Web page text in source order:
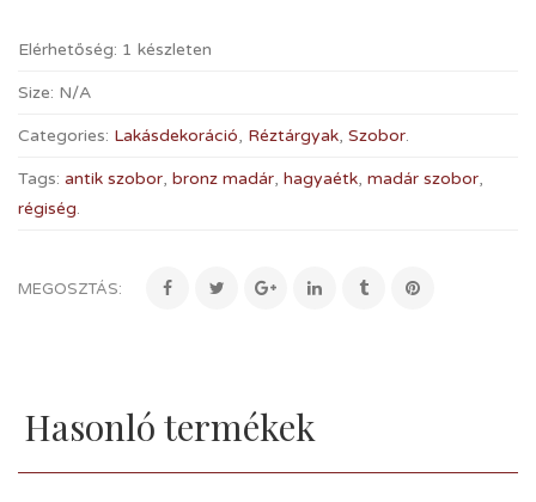
Elérhetőség: 1 készleten
Size: N/A
Categories: Lakásdekoráció, Réztárgyak, Szobor.
Tags: antik szobor, bronz madár, hagyaétk, madár szobor,
régiség.
MEGOSZTÁS:
Hasonló termékek